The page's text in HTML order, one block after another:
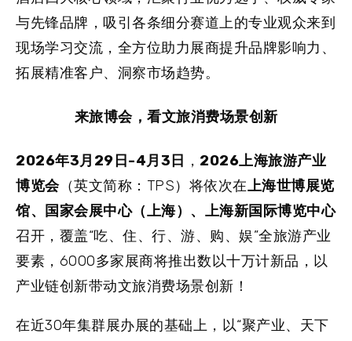
与先锋品牌，吸引各条细分赛道上的专业观众来到
现场学习交流，全方位助力展商提升品牌影响力、
拓展精准客户、洞察市场趋势。
来旅博会，看文旅消费场景创新
2026年3月29日-4月3日 ， 2026上海旅游产业
博览会（英文简称：TPS）将依次在上海世博展览
馆、国家会展中心（上海）、上海新国际博览中心
召开，覆盖“吃、住、行、游、购、娱”全旅游产业
要素，6000多家展商将推出数以十万计新品，以
产业链创新带动文旅消费场景创新！
在近30年集群展办展的基础上，以“聚产业、天下